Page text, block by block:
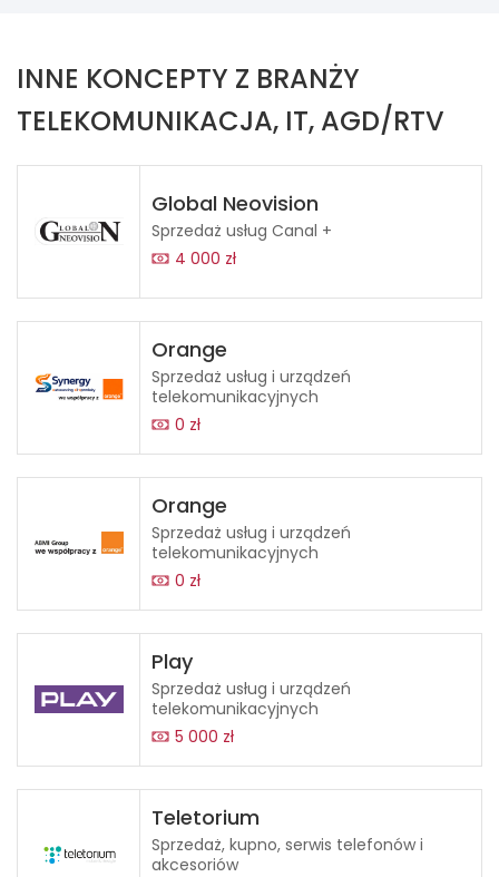
INNE KONCEPTY Z BRANŻY
TELEKOMUNIKACJA, IT, AGD/RTV
Global Neovision
Sprzedaż usług Canal +
4 000 zł
Orange
Sprzedaż usług i urządzeń
telekomunikacyjnych
0 zł
Orange
Sprzedaż usług i urządzeń
telekomunikacyjnych
0 zł
Play
Sprzedaż usług i urządzeń
telekomunikacyjnych
5 000 zł
Teletorium
Sprzedaż, kupno, serwis telefonów i
akcesoriów